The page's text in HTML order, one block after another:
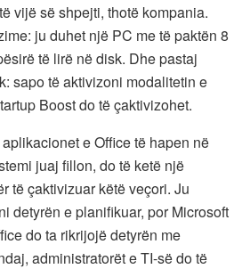
vijë së shpejti, thotë kompania.
ju duhet një PC me të paktën 8
​​të lirë në disk. Dhe pastaj
sapo të aktivizoni modalitetin e
Boost do të çaktivizohet.
e Office të hapen në
juaj fillon, do të ketë një
të çaktivizuar këtë veçori. Ju
detyrën e planifikuar, por Microsoft
do ta rikrijojë detyrën me
administratorët e TI-së do të